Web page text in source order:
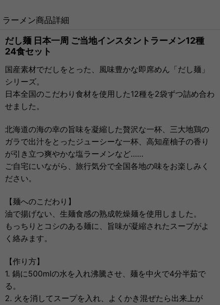
ラーメン商品詳細
だし麺 日本一周 ご当地インスタントラーメン12種
24食セット
国産素材でだしをとった、風味豊かな即席めん「だし麺」
シリーズ。
日本全国のこだわり食材を使用した12種を2袋ずつ詰め合わ
せました。
北海道の海の幸の旨味を凝縮した贅沢な一杯、三大地鶏の
ガラで出汁をとったジューシーな一杯、高知産柚子の香り
が引き立つ爽やかな塩ラーメンなど……
ご自宅にいながら、旅行気分で全国各地の味をお楽しみく
ださい。
【麺へのこだわり】
油で揚げない、生麺食感の熟成乾燥麺を使用しました。
もっちりとコシのある麺に、旨味が凝縮されたスープがよ
く絡みます。
【作り方】
1. 鍋に500mlの水を入れ沸騰させ、麺を中火で4分半茹で
る。
2. 火を消してスープを入れ、よくかき混ぜたら出来上が